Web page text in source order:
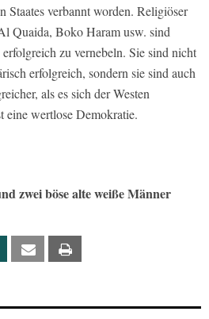
Staates verbannt worden. Religiöser
Quaida, Boko Haram usw. sind
zu vernebeln. Sie sind nicht
erfolgreich, sondern sie sind auch
als es sich der Westen
eine wertlose Demokratie.
zwei böse alte weiße Männer
Xing Email